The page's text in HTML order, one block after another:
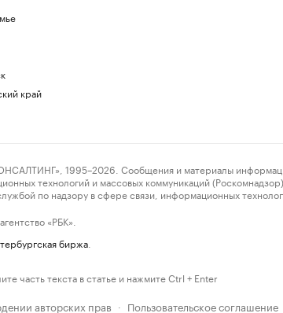
край
1995–2026. Сообщения и материалы
технологий и массовых коммуникаций
по надзору в сфере связи, информационных
«РБК».
биржа
часть текста в статье и нажмите Ctrl + Enter
авторских прав · Пользовательское соглашение